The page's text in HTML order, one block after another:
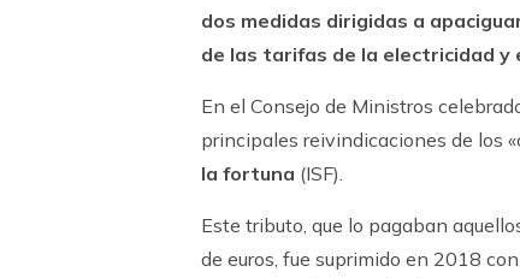
dos medidas dirigidas a
de las tarifas de la electricidad y
En el Consejo de Ministros
principales reivindicaciones de los
la fortuna (ISF).
Este tributo, que lo pagaban
de euros, fue suprimido en 2018